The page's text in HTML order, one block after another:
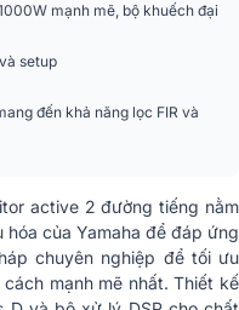
thiết kế Bass-reflex
mạnh mẽ, bộ khuếch đại
setup
đến khả năng lọc FIR và
active 2 đường tiếng nằm
của Yamaha để đáp ứng
chuyên nghiệp để tối ưu
mạnh mẽ nhất. Thiết kế